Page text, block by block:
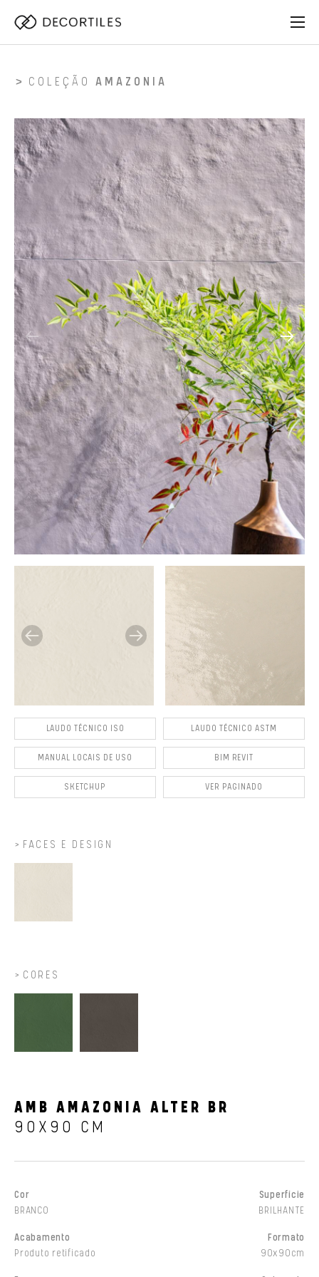
COLEÇÃO AMAZONIA
LAUDO TÉCNICO ISO LAUDO TÉCNICO ASTM
MANUAL LOCAIS DE USO BIM REVIT
SKETCHUP VER PAGINADO
FACES E DESIGN
CORES
AMB AMAZONIA ALTER BR
90X90 CM
Cor
BRANCO
Superfície
BRILHANTE
Acabamento
Produto retificado
Formato
90x90cm